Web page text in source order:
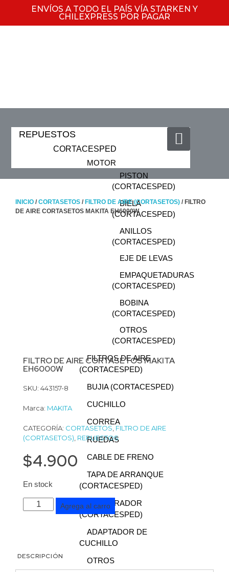
ENVÍOS A TODO EL PAÍS VÍA STARKEN Y
CHILEXPRESS POR PAGAR
REPUESTOS
CORTACESPED
MOTOR
PISTON
(CORTACESPED)
BIELA
(CORTACESPED)
ANILLOS
(CORTACESPED)
EJE DE LEVAS
EMPAQUETADURAS
(CORTACESPED)
BOBINA
(CORTACESPED)
OTROS
(CORTACESPED)
FILTROS DE AIRE
(CORTACESPED)
BUJIA (CORTACESPED)
CUCHILLO
CORREA
RUEDAS
CABLE DE FRENO
TAPA DE ARRANQUE
(CORTACESPED)
CARBURADOR
(CORTACESPED)
ADAPTADOR DE
CUCHILLO
OTROS
INICIO / CORTASETOS / FILTRO DE AIRE (CORTASETOS) / FILTRO
DE AIRE CORTASETOS MAKITA EH6000W
FILTRO DE AIRE CORTASETOS MAKITA
EH6000W
SKU: 443157-8
Marca: MAKITA
CATEGORÍA: CORTASETOS, FILTRO DE AIRE
(CORTASETOS), REPUESTOS
$4.900
En stock
Agrega al carro
DESCRIPCIÓN